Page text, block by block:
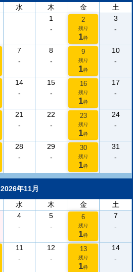
水 木 金
土
1
-
2
残り
1枠
3
-
7
-
8
-
9
残り
1枠
10
-
14
-
15
-
16
残り
1枠
17
-
21
-
22
-
23
残り
1枠
24
-
28
-
29
-
30
残り
1枠
31
-
2026年11月
水 木 金
土
4
-
5
-
6
残り
1枠
7
-
11
-
12
-
13
残り
1枠
14
-